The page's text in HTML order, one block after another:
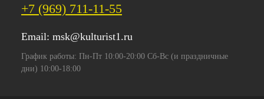
+7 (969) 711-11-55
Email: msk@kulturist1.ru
График работы: Пн-Пт 10:00-20:00 Сб-Вс (и праздничные
дни) 10:00-18:00